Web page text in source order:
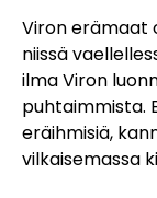
Viron erämaat
niissä
ilma Viron
puhtaimmista.
eräihmisiä,
vilkaisemassa